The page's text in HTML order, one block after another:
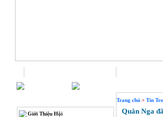
Giới Thiệu Hội
Trang chủ > Tin
Quân Nga